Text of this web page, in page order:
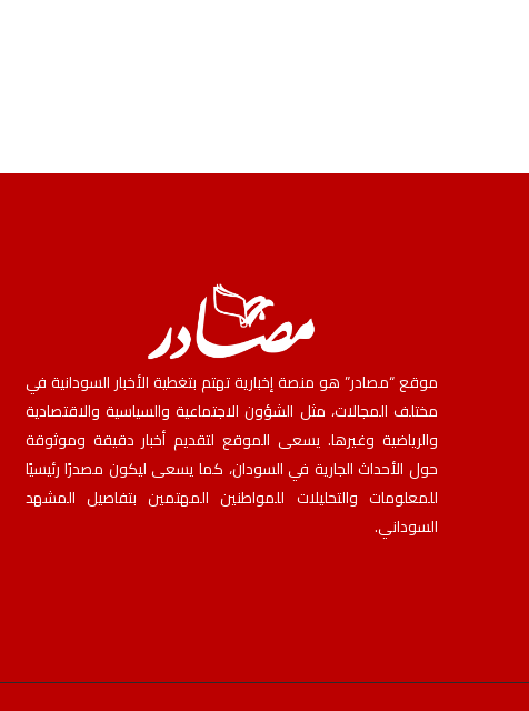
موقع “مصادر” هو منصة إخبارية تهتم بتغطية الأخبار السودانية في
مختلف المجالات، مثل الشؤون الاجتماعية والسياسية والاقتصادية
والرياضية وغيرها. يسعى الموقع لتقديم أخبار دقيقة وموثوقة
حول الأحداث الجارية في السودان، كما يسعى ليكون مصدرًا رئيسيًا
للمعلومات والتحليلات للمواطنين المهتمين بتفاصيل المشهد
السوداني.